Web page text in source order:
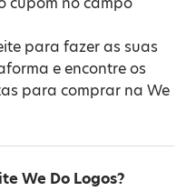
para fazer as suas
e encontre os
para comprar na We
We Do Logos?